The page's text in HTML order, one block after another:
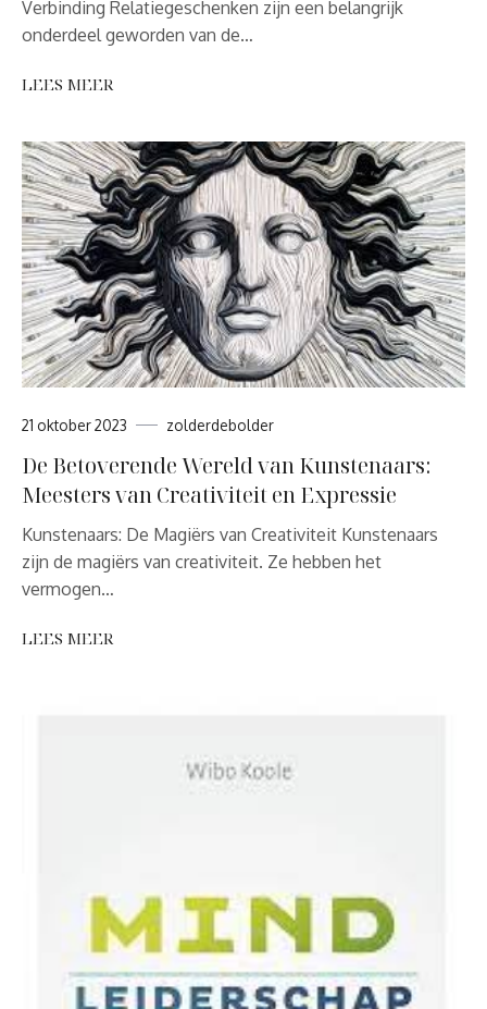
Verbinding Relatiegeschenken zijn een belangrijk
onderdeel geworden van de…
LEES MEER
21 oktober 2023 zolderdebolder
De Betoverende Wereld van Kunstenaars:
Meesters van Creativiteit en Expressie
Kunstenaars: De Magiërs van Creativiteit Kunstenaars
zijn de magiërs van creativiteit. Ze hebben het
vermogen…
LEES MEER